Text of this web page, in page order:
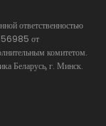
ответственностью
от
комитетом.
Беларусь, г. Минск.